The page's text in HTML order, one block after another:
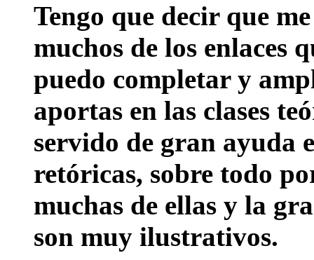
Tengo que decir que
muchos de los enlaces
puedo completar y
aportas en las clases
servido de gran ayuda
retóricas, sobre todo
muchas de ellas y la
son muy ilustrativos.